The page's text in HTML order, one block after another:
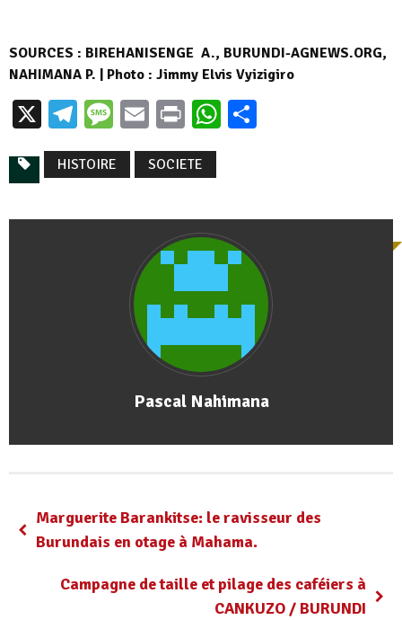
SOURCES : BIREHANISENGE A., BURUNDI-AGNEWS.ORG,
NAHIMANA P. | Photo : Jimmy Elvis Vyizigiro
X Telegram
Message
EmailPrintWhatsApp
HISTOIRE SOCIETE
Pascal Nahimana
Marguerite Barankitse: le ravisseur des
Burundais en otage à Mahama.
Campagne de taille et pilage des caféiers à
CANKUZO / BURUNDI